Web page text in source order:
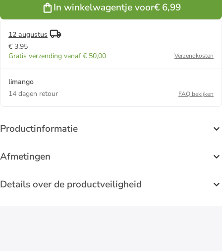
transparant/wit
In winkelwagentje voor€ 6,99
12 augustus
€ 3,95
Gratis verzending vanaf € 50,00
Verzendkosten
limango
14 dagen retour
FAQ bekijken
Productinformatie
Afmetingen
Details over de productveiligheid